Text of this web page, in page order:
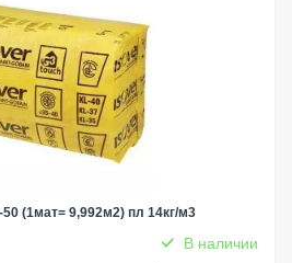
(1мат= 9,992м2) пл 14кг/м3
В наличии